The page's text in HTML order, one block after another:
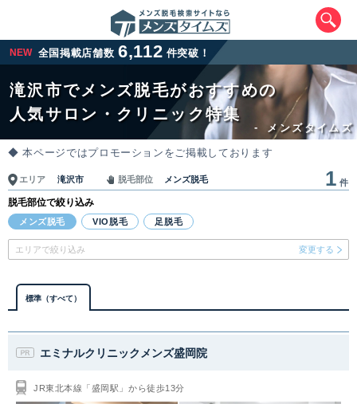
NEW 全国掲載店舗数 6,112 件突破！
滝沢市でメンズ脱毛がおすすめの
人気サロン・クリニック特集
- メンズタイムズ
◆ 本ページではプロモーションをご掲載しております
エリア 滝沢市 脱毛部位 メンズ脱毛 1 件
脱毛部位で絞り込み
メンズ脱毛 VIO脱毛 足脱毛
エリアで絞り込み 変更する
標準（すべて）
エミナルクリニックメンズ盛岡院
JR東北本線「盛岡駅」から徒歩13分
エリアから最寄りサロンを探す
北海道・東北
北海道